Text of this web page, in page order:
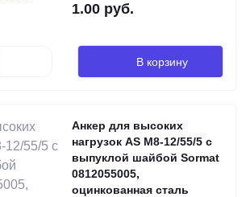
1.00 руб.
В корзину
Анкер для высоких
нагрузок AS М8-12/55/5 с
выпуклой шайбой Sormat
0812055005,
оцинкованная сталь